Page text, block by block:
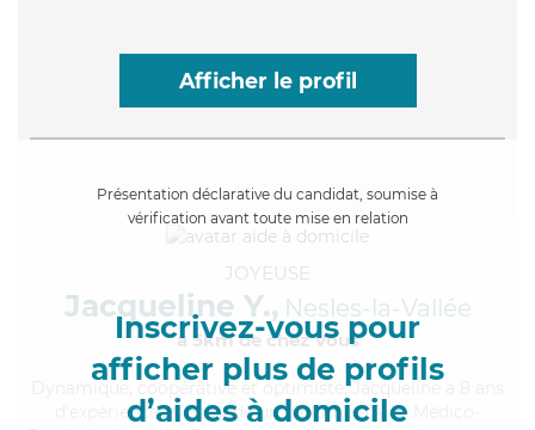
Afficher le profil
Présentation déclarative du candidat, soumise à
vérification avant toute mise en relation
Inscrivez-vous pour
afficher plus de profils
d’aides à domicile
JOYEUSE
Jacqueline Y., Nesles-la-Vallée
à 5km de chez Vous
, coopérative et optimiste, Jacqueline a 8 ans
d'expérience et possède un diplôme d'Aide Médico-